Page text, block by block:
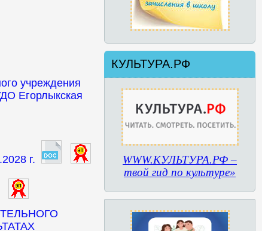
учреждения
Егорлыкская
г.
КУЛЬТУРА.РФ
WWW.КУЛЬТУРА.РФ –
твой гид по культуре»